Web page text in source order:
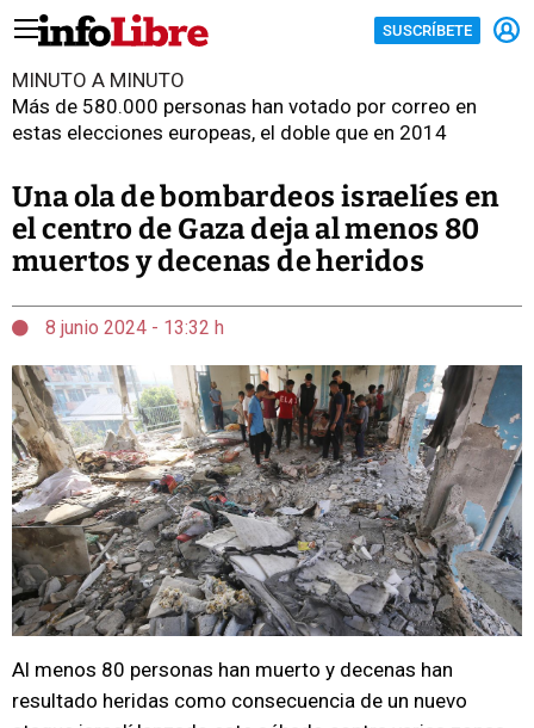
SUSCRÍBETE
MINUTO A MINUTO
Más de 580.000 personas han votado por correo en
estas elecciones europeas, el doble que en 2014
Una ola de bombardeos israelíes en
el centro de Gaza deja al menos 80
muertos y decenas de heridos
8 junio 2024 - 13:32 h
Al menos 80 personas han muerto y decenas han
resultado heridas como consecuencia de un nuevo